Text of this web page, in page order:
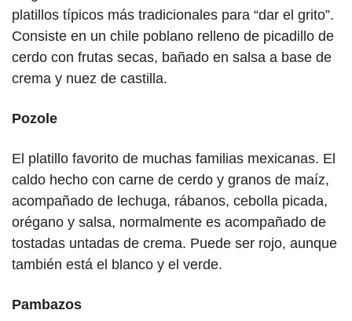
platillos típicos más tradicionales para “dar el grito”.
Consiste en un chile poblano relleno de picadillo de
cerdo con frutas secas, bañado en salsa a base de
crema y nuez de castilla.
Pozole
El platillo favorito de muchas familias mexicanas. El
caldo hecho con carne de cerdo y granos de maíz,
acompañado de lechuga, rábanos, cebolla picada,
orégano y salsa, normalmente es acompañado de
tostadas untadas de crema. Puede ser rojo, aunque
también está el blanco y el verde.
Pambazos